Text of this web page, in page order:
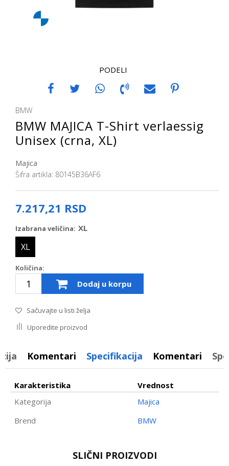
PODELI
BMW
BMW MAJICA T-Shirt verlaessig
Unisex (crna, XL)
Majica
Šifra artikla: 80145B36AF6
7.217,21 RSD
Izabrana veličina: XL
XL
Količina:
Dodaj u korpu
Sačuvajte u listi želja
Uporedite proizvod
Komentari Specifikacija Komentari
Karakteristika
Vrednost
Kategorija
Majica
Brend
BMW
SLIČNI PROIZVODI